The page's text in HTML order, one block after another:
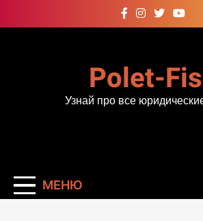
к
Polet-
Узнай про все
МЕНЮ